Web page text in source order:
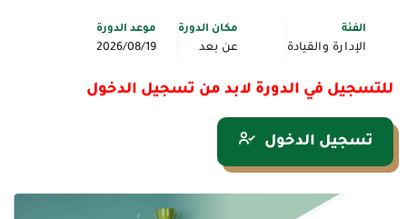
الفئة
الإدارة والقيادة
مكان الدورة
عن بعد
موعد الدورة
2026/08/19
للتسجيل في الدورة لابد من تسجيل الدخول
تسجيل الدخول